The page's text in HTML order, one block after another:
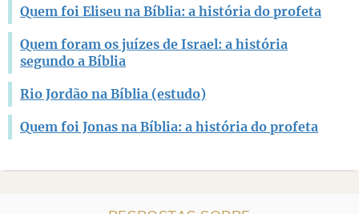
Quem foi Eliseu na Bíblia: a história do profeta
Quem foram os juízes de Israel: a história
segundo a Bíblia
Rio Jordão na Bíblia (estudo)
Quem foi Jonas na Bíblia: a história do profeta